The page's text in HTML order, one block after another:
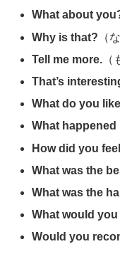
What about
Why is that? （
Tell me more.
That’s
What do you
What happened
How did you
What was the
What was the
What would you
Would you